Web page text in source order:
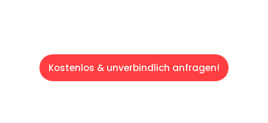
Kostenlos & unverbindlich anfragen!